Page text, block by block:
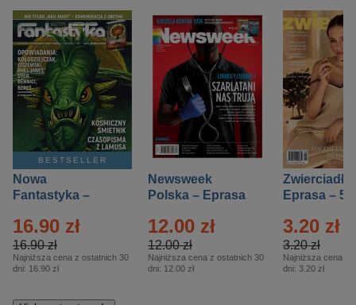
BESTSELLER
Nowa
Fantastyka –
16.90 zł
16.90 zł
Najniższa cena z ostatnich 30
dni: 16.90 zł
Newsweek
Polska – Eprasa
12.00 zł
12.00 zł
Najniższa cena z ostatnich 30
dni: 12.00 zł
Zwierciadło
Eprasa – 5/
3.20 zł
3.20 zł
Najniższa cena z
dni: 3.20 zł